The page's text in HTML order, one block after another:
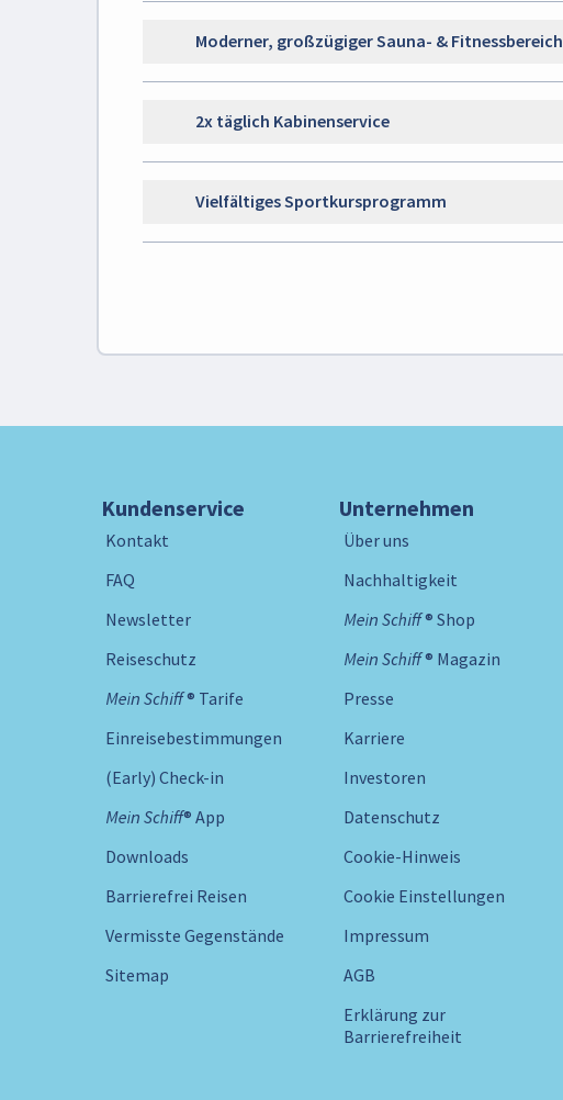
Moderner, großzügiger Sauna- & Fitnessbereich
2x täglich Kabinenservice
Vielfältiges Sportkursprogramm
Kundenservice
Kontakt
FAQ
Newsletter
Reiseschutz
Mein Schiff ® Tarife
Einreisebestimmungen
(Early) Check-in
Mein Schiff® App
Downloads
Barrierefrei Reisen
Vermisste Gegenstände
Sitemap
Unternehmen
Über uns
Nachhaltigkeit
Mein Schiff ® Shop
Mein Schiff ® Magazin
Presse
Karriere
Investoren
Datenschutz
Cookie-Hinweis
Cookie Einstellungen
Impressum
AGB
Erklärung zur
Barrierefreiheit